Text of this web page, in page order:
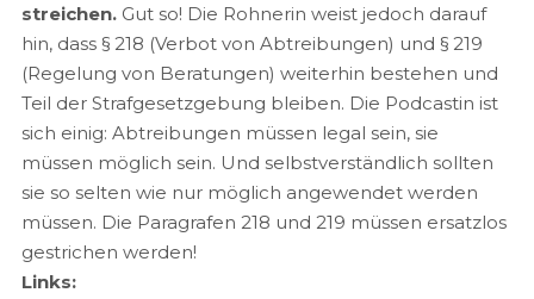
streichen.Gut so! Die Rohnerin weist jedoch darauf
hin, dass § 218 (Verbot von Abtreibungen) und § 219
(Regelung von Beratungen) weiterhin bestehen und
Teil der Strafgesetzgebung bleiben. Die Podcastin ist
sich einig: Abtreibungen müssen legal sein, sie
müssen möglich sein. Und selbstverständlich sollten
sie so selten wie nur möglich angewendet werden
müssen. Die Paragrafen 218 und 219 müssen ersatzlos
gestrichen werden!
Links: